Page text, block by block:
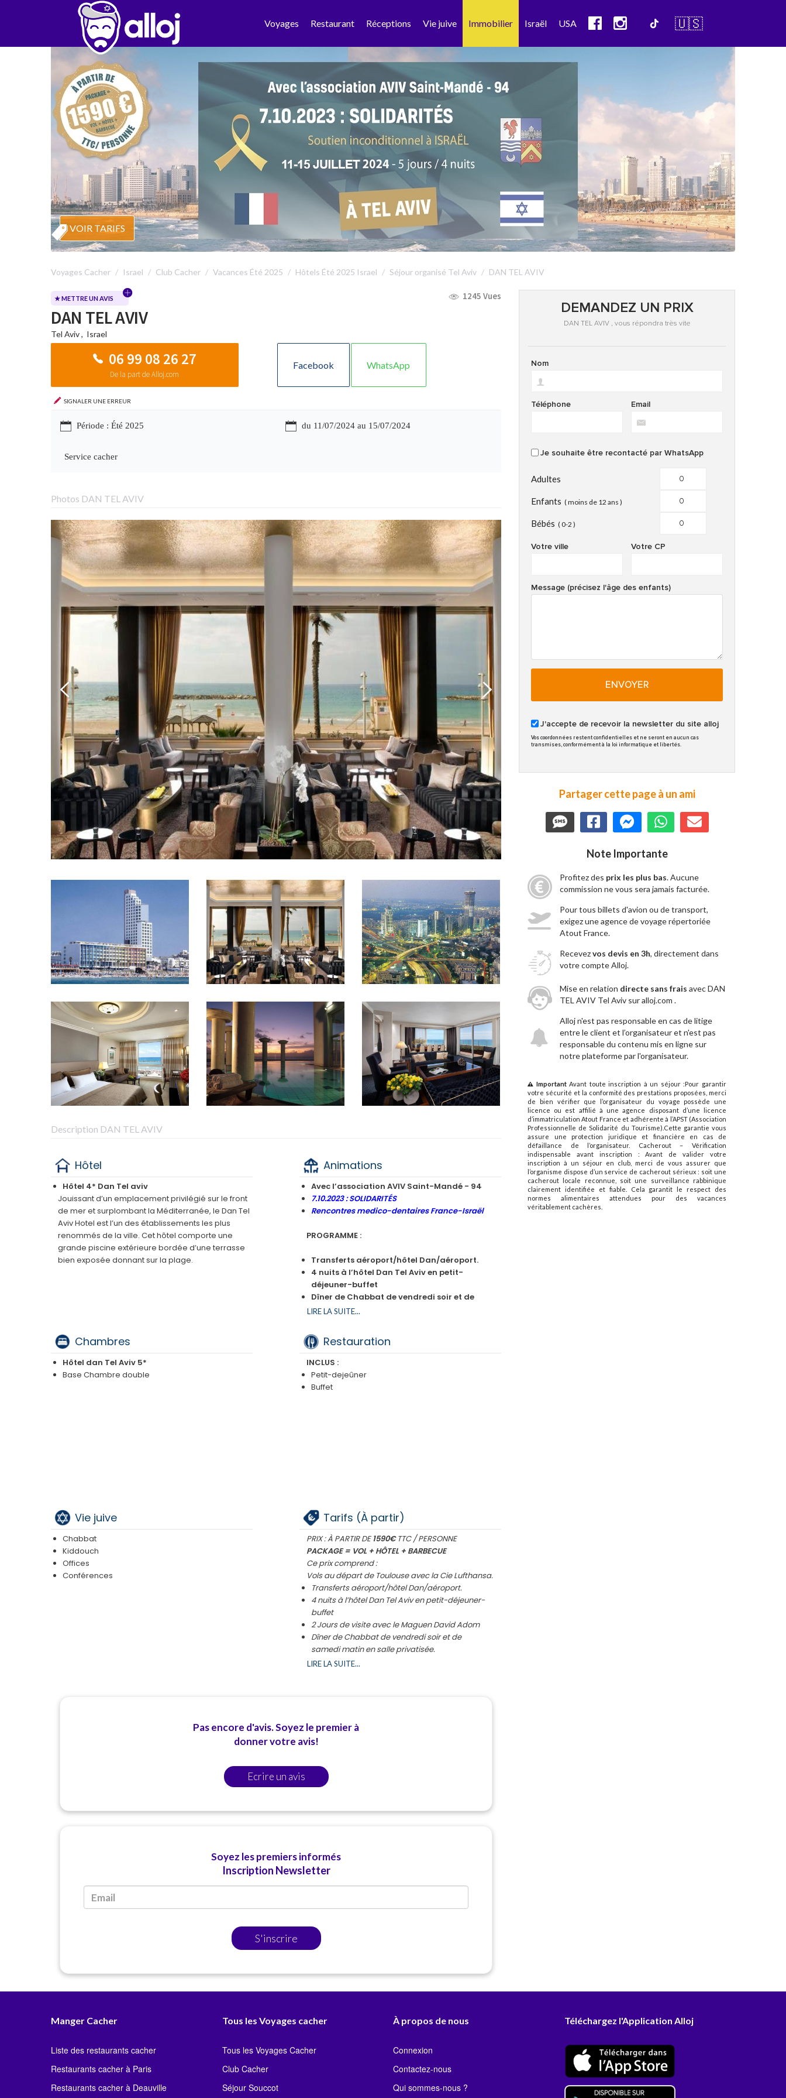
Voyages Restaurant Réceptions Vie juive Immobilier Israël USA 🇺🇸
VOIR TARIFS
Voyages Cacher Israel Club Cacher Vacances Été 2025 Hôtels Été 2025 Israel Séjour organisé Tel Aviv DAN TEL AVIV
★ METTRE UN AVIS 1245 Vues
DAN TEL AVIV
Tel Aviv, Israel
06 99 08 26 27
De la part de Alloj.com
Facebook WhatsApp
Signaler une erreur
Période : Été 2025 du 11/07/2024 au 15/07/2024
Service cacher
Photos DAN TEL AVIV
Description DAN TEL AVIV
Hôtel
Hôtel 4* Dan Tel aviv
Jouissant d’un emplacement privilégié sur le front
de mer et surplombant la Méditerranée, le Dan Tel
Aviv Hotel est l’un des établissements les plus
renommés de la ville. Cet hôtel comporte une
grande piscine extérieure bordée d’une terrasse
bien exposée donnant sur la plage.
Animations
Avec l’association AVIV Saint-Mandé - 94
7.10.2023 : SOLIDARITÉS
Rencontres medico-dentaires France-Israël
PROGRAMME :
Transferts aéroport/hôtel Dan/aéroport.
4 nuits à l’hôtel Dan Tel Aviv en petit-
déjeuner-buffet
Dîner de Chabbat de vendredi soir et de
samedi matin en salle privatisée.
Tsahal dans une base militaire
LIRE LA SUITE...
Chambres
Hôtel dan Tel Aviv 5*
Base Chambre double
Restauration
INCLUS :
Petit-dejeûner
Buffet
Vie juive
Chabbat
Kiddouch
Offices
Conférences
Tarifs (À partir)
PRIX : À PARTIR DE1590€TTC / PERSONNE
PACKAGE = VOL + HÔTEL + BARBECUE
Ce prix comprend :
Vols au départ de Toulouse avec la Cie Lufthansa.
Transferts aéroport/hôtel Dan/aéroport.
4 nuits à l’hôtel Dan Tel Aviv en petit-déjeuner-
buffet
2 Jours de visite avec le Maguen David Adom
Dîner de Chabbat de vendredi soir et de
samedi matin en salle privatisée.
Dîner barbecue solidaire avec les soldats de
LIRE LA SUITE...
Pas encore d'avis. Soyez le premier à
donner votre avis!
Ecrire un avis
Soyez les premiers informés
Inscription Newsletter
S'inscrire
DEMANDEZ UN PRIX
DAN TEL AVIV , vous répondra très vite
Nom
Email
Téléphone
Je souhaite être recontacté par WhatsApp
Adultes
Enfants ( moins de 12 ans )
Bébés ( 0-2 )
Votre CP
Votre ville
Message (précisez l'âge des enfants)
ENVOYER
J'accepte de recevoir la newsletter du site alloj
Vos coordonnées restent confidentielles et ne seront en aucun cas
transmises, conformément à la loi informatique et libertés.
Partager cette page à un ami
Note Importante
Profitez des prix les plus bas. Aucune
commission ne vous sera jamais facturée.
Pour tous billets d'avion ou de transport,
exigez une agence de voyage répertoriée
Atout France.
Recevezvos devis en 3h, directement dans
votre compte Alloj.
Mise en relation directe sans frais avec DAN
TEL AVIV Tel Aviv sur alloj.com .
Alloj n'est pas responsable en cas de litige
entre le client et l’organisateur et n'est pas
responsable du contenu mis en ligne sur
notre plateforme par l'organisateur.
ImportantAvant toute inscription à un séjour :Pour garantir
votre sécurité et la conformité des prestations proposées, merci
de bien vérifier que l’organisateur du voyage possède une
licence ou est affilié à une agence disposant d’une licence
d’immatriculation Atout France et adhérente à l’APST (Association
Professionnelle de Solidarité du Tourisme).Cette garantie vous
assure une protection juridique et financière en cas de
défaillance de l’organisateur. Cacherout – Vérification
indispensable avant inscription : Avant de valider votre
inscription à un séjour en club, merci de vous assurer que
l’organisme dispose d’un service de cacherout sérieux : soit une
cacherout locale reconnue, soit une surveillance rabbinique
clairement identifiée et fiable. Cela garantit le respect des
normes alimentaires attendues pour des vacances
véritablement cachères.
Manger Cacher
Liste des restaurants cacher
Restaurants cacher à Paris
Restaurants cacher à Deauville
Tous les Voyages cacher
Tous les Voyages Cacher
Club Cacher
Séjour Souccot
À propos de nous
Connexion
Contactez-nous
Qui sommes-nous ?
Téléchargez l'Application Alloj